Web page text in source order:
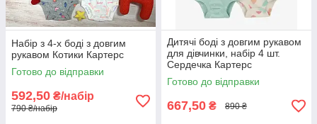
Набір з 4-х боді з довгим
рукавом Котики Картерс
Готово до відправки
592,50 ₴/набір
790 ₴/набір
Дитячі боді з довгим рукавом
для дівчинки, набір 4 шт.
Сердечка Картерс
Готово до відправки
667,50 ₴ 890 ₴